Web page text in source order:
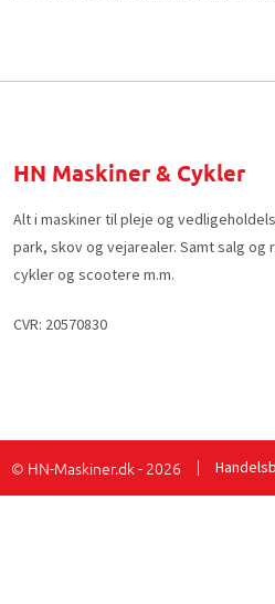
HN Maskiner & Cykler
Alt i maskiner til pleje og
park, skov og vejarealer. Samt salg og
cykler og scootere m.m.
CVR: 20570830
© HN-Maskiner.dk - 2026